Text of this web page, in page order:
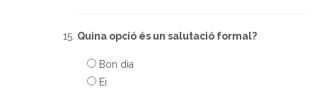
Quina opció és un salutació formal?
Bon dia
Ei